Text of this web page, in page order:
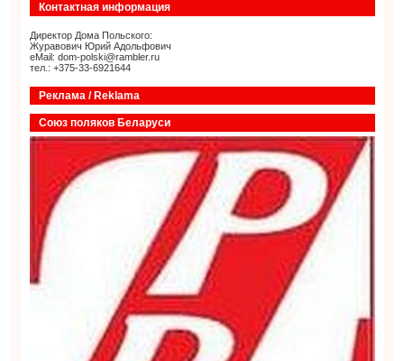
Контактная информация
Директор Дома Польского:
Журавович Юрий Адольфович
eMail: dom-polski@rambler.ru
тел.: +375-33-6921644
Реклама / Reklama
Союз поляков Беларуси